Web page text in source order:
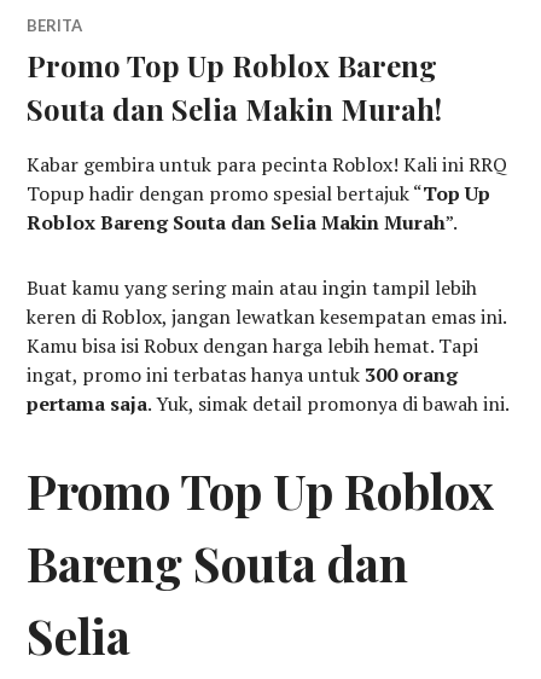
BERITA
Promo Top Up Roblox Bareng
Souta dan Selia Makin Murah!
Kabar gembira untuk para pecinta Roblox! Kali ini RRQ
Topup hadir dengan promo spesial bertajuk “Top Up
Roblox Bareng Souta dan Selia Makin Murah”.
Buat kamu yang sering main atau ingin tampil lebih
keren di Roblox, jangan lewatkan kesempatan emas ini.
Kamu bisa isi Robux dengan harga lebih hemat. Tapi
ingat, promo ini terbatas hanya untuk 300 orang
pertama saja. Yuk, simak detail promonya di bawah ini.
Promo Top Up Roblox
Bareng Souta dan
Selia